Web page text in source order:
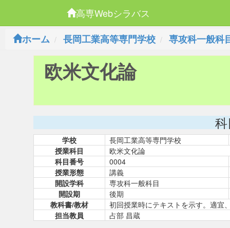
高専Webシラバス
ホーム
長岡工業高等専門学校 専攻科一般科
欧米文化論
学校
長岡工業高等専門学校
授業科目
欧米文化論
科目番号
0004
授業形態
講義
開設学科
専攻科一般科目
開設期
後期
教科書/教材
初回授業時にテキストを示す。適宜
担当教員
占部 昌蔵